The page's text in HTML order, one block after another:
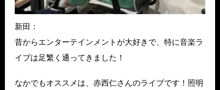
新田：
昔からエンターテインメントが大好きで、特に音楽ラ
イブは足繁く通ってきました！
なかでもオススメは、赤西仁さんのライブです！照明